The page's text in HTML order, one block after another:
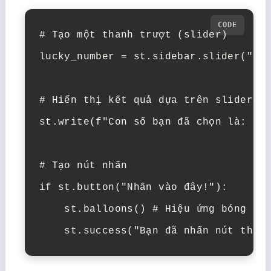
# Tạo một thanh trượt (slider)
lucky_number =
# Hiển thị kết quả dựa trên slider
st.write(f"Con số bạn đã chọn là:
# Tạo nút nhấn
if st.button("Nhấn vào đây!"):
st.balloons() # Hiệu ứng bóng